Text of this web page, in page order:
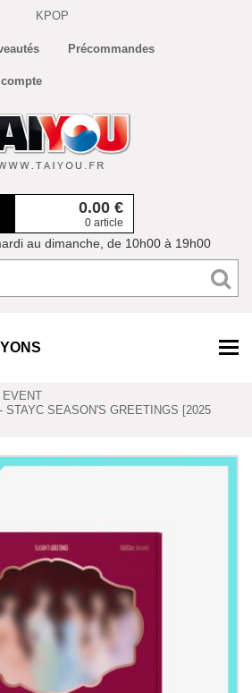
KPOP
Précommandes
0.00 €
0 article
au dimanche, de 10h00 à 19h00
EVENT
STAYC SEASON'S GREETINGS [2025